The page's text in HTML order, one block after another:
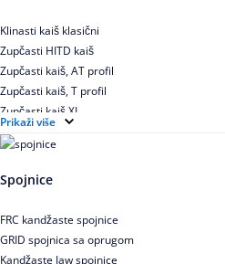
Klinasti kaiš klasični
Zupčasti HITD kaiš
Zupčasti kaiš, AT profil
Zupčasti kaiš, T profil
Zupčasti kaiš XL
Zupčasti STD kaiš
Uskoprofilno klinasto remenje
Uskoprofilno klinasto remenje spojeno
Uskoprofilno klinasto remenje XP extra power
Višekanalno remenje PJ,PK
Prikaži više
Spojnice
FRC kandžaste spojnice
GRID spojnica sa oprugom
Kandžaste Jaw spojnice